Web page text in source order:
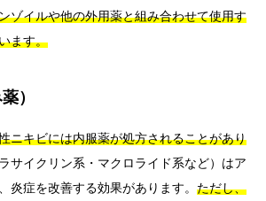
ゾイルや他の外用薬と組み合わせて使用す
ます。
）
ニキビには内服薬が処方されることがあり
サイクリン系・マクロライド系など）はア
炎症を改善する効果があります。 ただし、